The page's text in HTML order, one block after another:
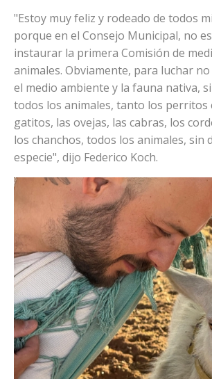
"Estoy muy feliz y rodeado de todos
porque en el Consejo Municipal, no
instaurar la primera Comisión de
animales. Obviamente, para luchar
el medio ambiente y la fauna nativa,
todos los animales, tanto los perritos
gatitos, las ovejas, las cabras, los
los chanchos, todos los animales, sin
especie", dijo Federico Koch.